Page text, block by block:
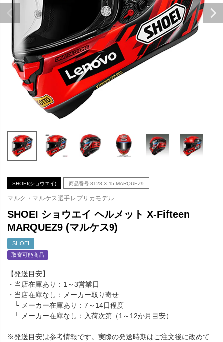
SHOEI(ショウエイ) 商品番号 8128-X-15-MARQUEZ9
マルク・マルケス選手レプリカモデル
SHOEI ショウエイ ヘルメット X-Fifteen
MARQUEZ9 (マルケス9)
SHOEI
取寄可能商品
【発送目安】
・当店在庫あり：1～3営業日
・当店在庫なし：メーカー取り寄せ
└ メーカー在庫あり：7～14日程度
└ メーカー在庫なし：入荷次第（1～12か月目安）
※発送目安は参考情報です。実際の発送時期はご注文後に改めて